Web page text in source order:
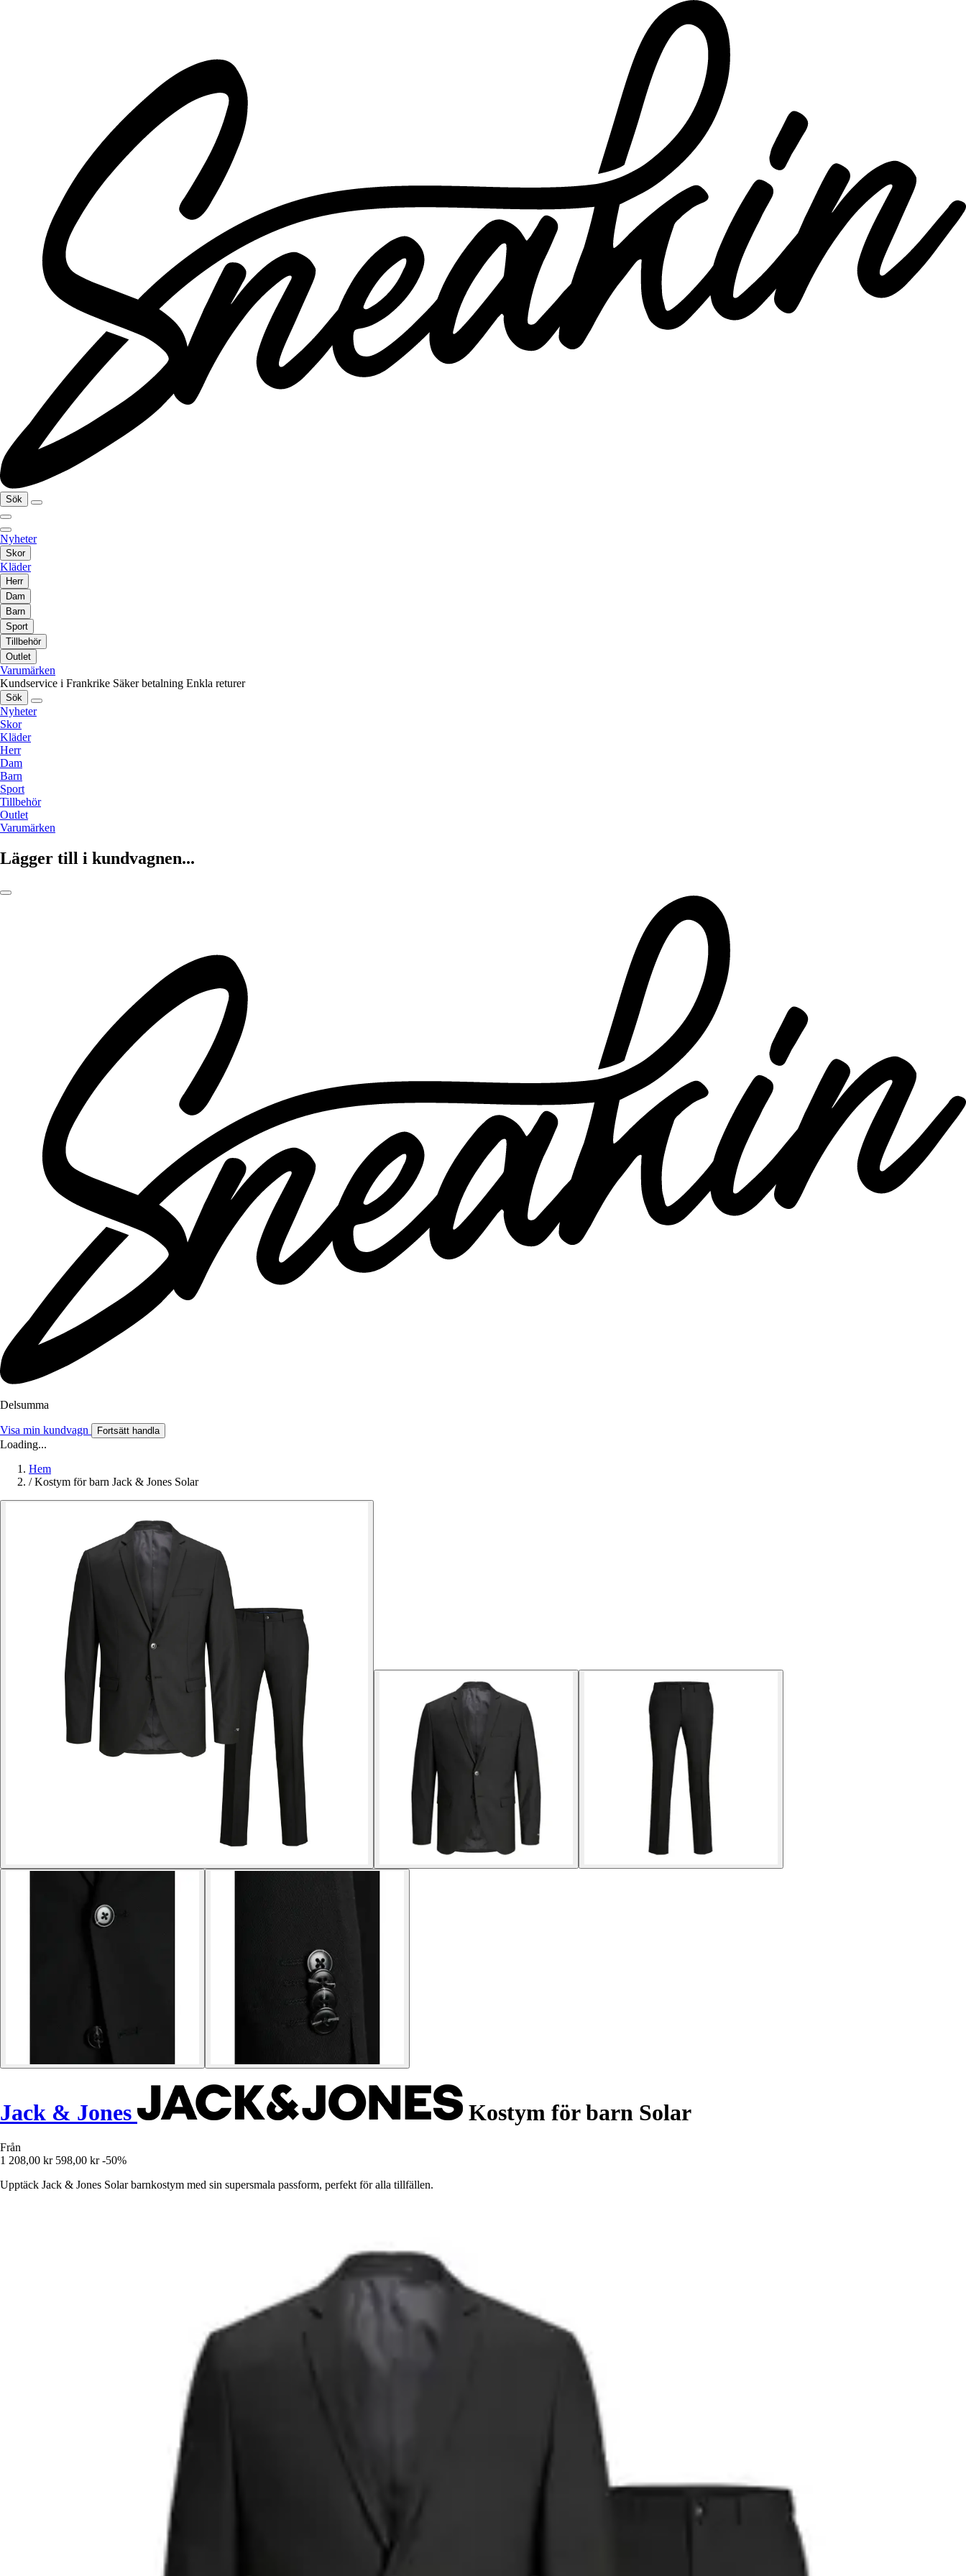
Sök
Nyheter
Skor
Kläder
Herr
Dam
Barn
Sport
Tillbehör
Outlet
Varumärken
Kundservice i Frankrike Säker betalning Enkla returer
Sök
Nyheter
Skor
Kläder
Herr
Dam
Barn
Sport
Tillbehör
Outlet
Varumärken
Lägger till i kundvagnen...
Delsumma
Visa min kundvagn Fortsätt handla
Loading...
Hem
/ Kostym för barn Jack & Jones Solar
Jack & Jones Kostym för barn Solar
Från
1 208,00 kr 598,00 kr -50%
Upptäck Jack & Jones Solar barnkostym med sin supersmala passform, perfekt för alla tillfällen.